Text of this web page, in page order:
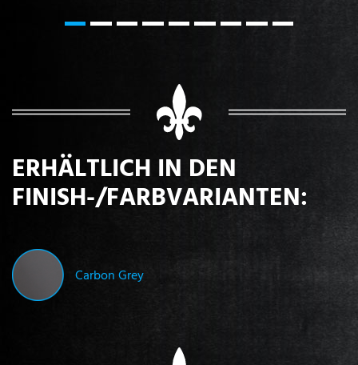
ERHÄLTLICH IN DEN
FINISH-/FARBVARIANTEN:
Carbon Grey